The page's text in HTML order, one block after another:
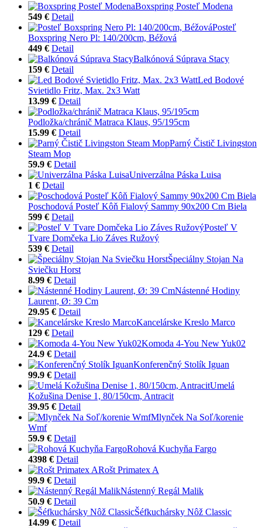
Boxspring Posteľ Modena
549 € Detail
Posteľ
Boxspring Nero Pl: 140/200cm, Béžová
449 € Detail
Balkónová Súprava Stacy
159 € Detail
Led Bodové
Svietidlo Fritz, Max. 2x3 Watt
13.99 € Detail
Podložka/chránič Matraca Klaus, 95/195cm
15.99 € Detail
Parný Čistič Livingston
Steam Mop
59.9 € Detail
Univerzálna Páska Luisa
1 € Detail
Poschodová Posteľ Kôň Fialový Sammy 90x200 Cm Biela
599 € Detail
Posteľ V
Tvare Domčeka Lio Záves Ružový
539 € Detail
Špeciálny Stojan Na
Sviečku Horst
8.99 € Detail
Nástenné Hodiny
Laurent, Ø: 39 Cm
29.95 € Detail
Kancelárske Kreslo Marco
129 € Detail
Komoda 4-You New Yuk02
24.9 € Detail
Konferenčný Stolík Iguan
99.9 € Detail
Umelá
Kožušina Denise 1, 80/150cm, Antracit
39.95 € Detail
Mlynček Na Soľ/korenie
Wmf
59.9 € Detail
Rohová Kuchyňa Fargo
4398 € Detail
Rošt Primatex A
99.9 € Detail
Nástenný Regál Malik
50.9 € Detail
Šéfkuchársky Nôž Classic
14.99 € Detail